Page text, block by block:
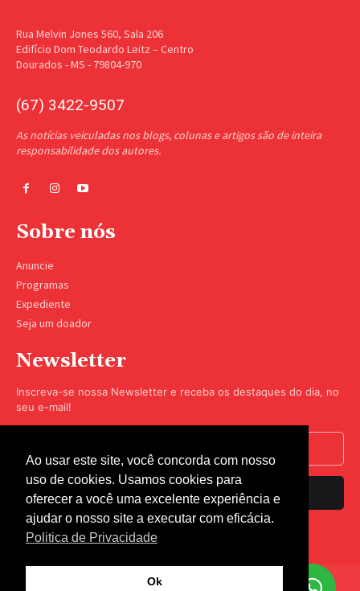
Rua Melvin Jones 560, Sala 206
Edifício Dom Teodardo Leitz – Centro
Dourados - MS - 79804-970
(67) 3422-9507
As notícias veiculadas nos blogs, colunas e artigos são de inteira
responsabilidade dos autores.
Sobre nós
Anuncie
Programas
Expediente
Seja um doador
Newsletter
Inscreva-se nossa Newsletter e receba os destaques do dia, no
seu e-mail!
Inscrever-se
Nós respeitamos sua privacidade.
Ao usar este site, você concorda com nosso
uso de cookies. Usamos cookies para
oferecer a você uma excelente experiência e
ajudar o nosso site a executar com eficácia.
Politica de Privacidade
Ok